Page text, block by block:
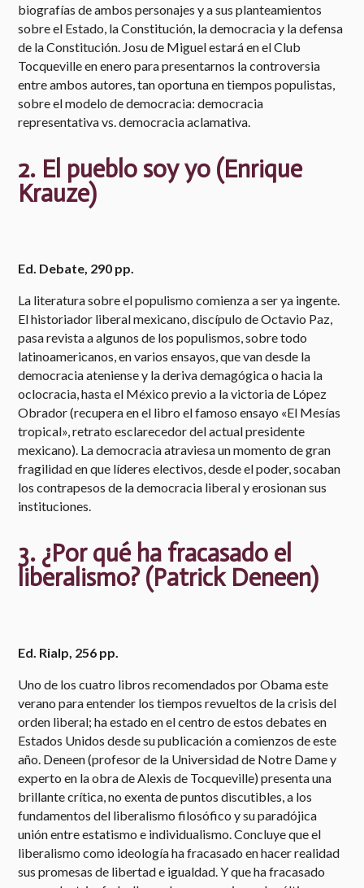
biografías de ambos personajes y a sus planteamientos
sobre el Estado, la Constitución, la democracia y la defensa
de la Constitución. Josu de Miguel estará en el Club
Tocqueville en enero para presentarnos la controversia
entre ambos autores, tan oportuna en tiempos populistas,
sobre el modelo de democracia: democracia
representativa vs. democracia aclamativa.
2. El pueblo soy yo (Enrique
Krauze)
​Ed. Debate, 290 pp.
La literatura sobre el populismo comienza a ser ya ingente.
El historiador liberal mexicano, discípulo de Octavio Paz,
pasa revista a algunos de los populismos, sobre todo
latinoamericanos, en varios ensayos, que van desde la
democracia ateniense y la deriva demagógica o hacia la
oclocracia, hasta el México previo a la victoria de López
Obrador (recupera en el libro el famoso ensayo «El Mesías
tropical», retrato esclarecedor del actual presidente
mexicano). La democracia atraviesa un momento de gran
fragilidad en que líderes electivos, desde el poder, socaban
los contrapesos de la democracia liberal y erosionan sus
instituciones.
3. ¿Por qué ha fracasado el
liberalismo? (Patrick Deneen)
Ed. Rialp, 256 pp.
Uno de los cuatro libros recomendados por Obama este
verano para entender los tiempos revueltos de la crisis del
orden liberal; ha estado en el centro de estos debates en
Estados Unidos desde su publicación a comienzos de este
año. Deneen (profesor de la Universidad de Notre Dame y
experto en la obra de Alexis de Tocqueville) presenta una
brillante crítica, no exenta de puntos discutibles, a los
fundamentos del liberalismo filosófico y su paradójica
unión entre estatismo e individualismo. Concluye que el
liberalismo como ideología ha fracasado en hacer realidad
sus promesas de libertad e igualdad. Y que ha fracasado